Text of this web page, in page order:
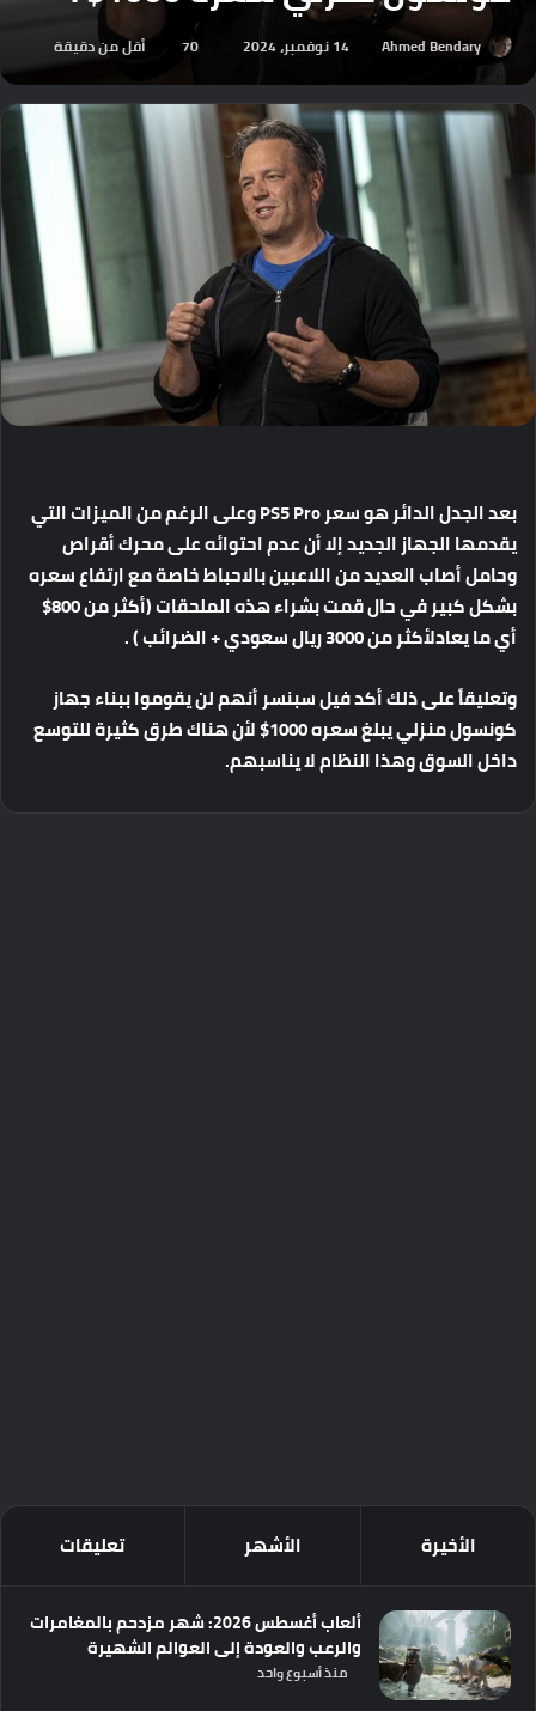
Ahmed Bendary 14 نوفمبر، 2024 70 أقل من دقيقة
بعدالجدلالدائرهوسعر وعلىالرغممنالميزاتالتي
يقدمهاالجهازالجديدإلاأنعدماحتوائهعلىمحركأقراص
وحاملأصابالعديدمناللاعبينبالاحباطخاصةمعارتفاعسعره
بشكلكبيرفيحالقمتبشراءهذهالملحقات(أكثرمن
أيمايعادلأكثرمن ريالسعودي+الضرائب) .
وتعليقاًعلىذلكأكدفيلسبنسرأنهملنيقومواببناءجهاز
كونسولمنزلييبلغسعره لأنهناكطرقكثيرةللتوسع
داخلالسوقوهذاالنظاملايناسبهم.
الأخيرة الأشهر تعليقات
ألعاب أغسطس 2026: شهر مزدحم بالمغامرات
والرعب والعودة إلى العوالم الشهيرة
منذ أسبوع واحد